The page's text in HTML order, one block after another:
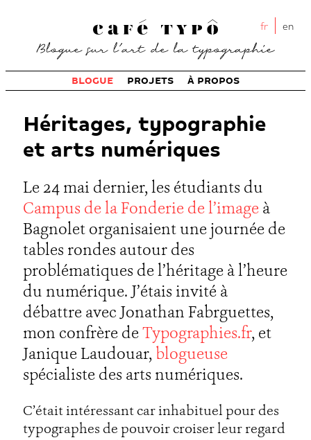
fr en
BLOGUE PROJETS À PROPOS
Héritages, typographie
et arts numériques
Le 24 mai dernier, les étudiants du
Campus de la Fonderie de l’image à
Bagnolet organisaient une journée de
tables rondes autour des
problématiques de l’héritage à l’heure
du numérique. J’étais invité à
débattre avec Jonathan Fabrguettes,
mon confrère de Typographies.fr, et
Janique Laudouar, blogueuse
spécialiste des arts numériques.
C’était intéressant car inhabituel pour des
typographes de pouvoir croiser leur regard